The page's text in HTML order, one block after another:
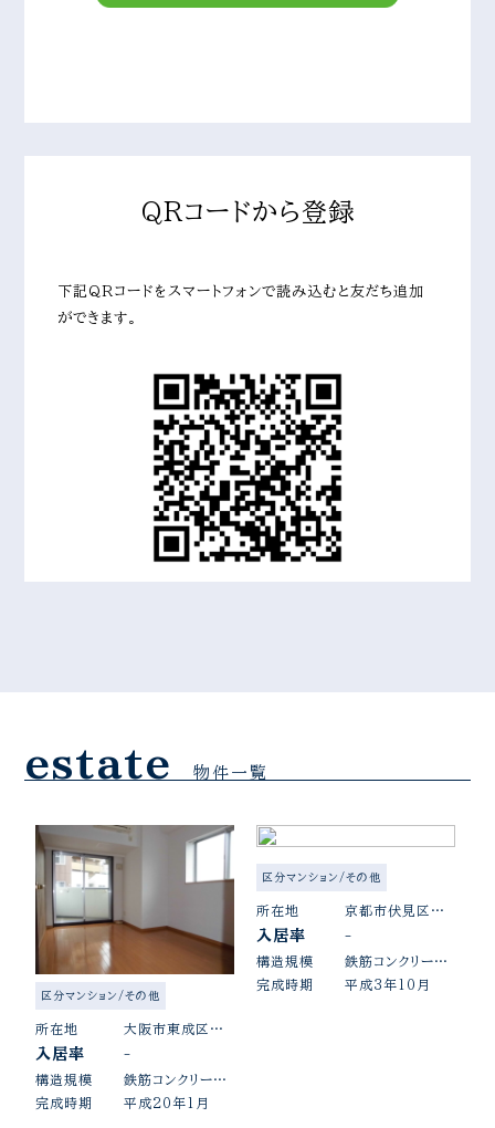
QRコードから登録
下記QRコードをスマートフォンで読み込むと友だち追加
ができます。
estate 物件一覧
区分マンション/その他
所在地 大阪市東成区玉津1丁目
入居率
-
構造規模
鉄筋コンクリート造陸屋根11階建
完成時期
平成20年1月
区分マンション/その他
所在地 京都市伏見区向島本丸町
入居率
-
構造規模
鉄筋コンクリート造陸屋根7階建
完成時期
平成3年10月